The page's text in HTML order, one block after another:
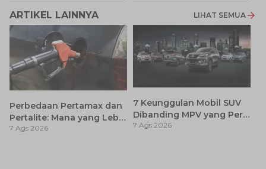
ARTIKEL LAINNYA LIHAT SEMUA
Perbedaan Pertamax dan
Pertalite: Mana yang Lebih
Baik untuk Mobil Toyota
7 Ags 2026
7 Keunggulan Mobil SUV
Dibanding MPV yang Perlu
Anda Ketahui
7 Ags 2026